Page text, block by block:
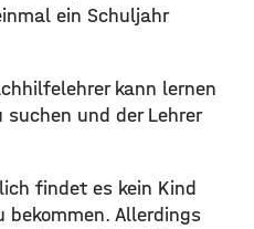
ein Schuljahr
kann lernen
und der Lehrer
findet es kein Kind
bekommen. Allerdings